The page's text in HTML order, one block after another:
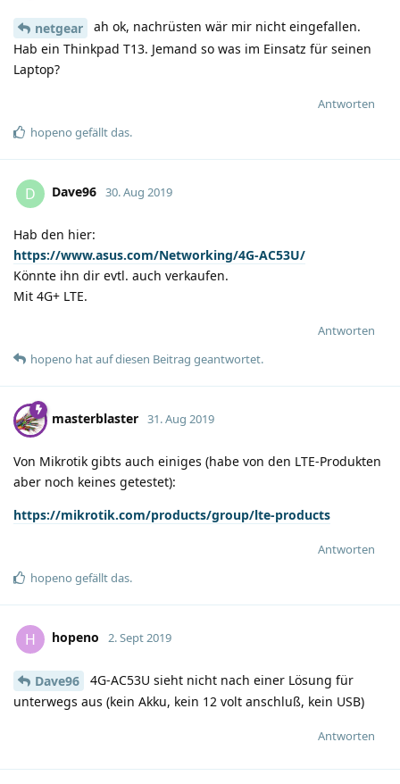
netgear
ah ok, nachrüsten wär mir nicht eingefallen.
Hab ein Thinkpad T13. Jemand so was im Einsatz für seinen
Laptop?
Antworten
hopeno gefällt das.
D Dave96 30. Aug 2019
Hab den hier:
https://www.asus.com/Networking/4G-AC53U/
Könnte ihn dir evtl. auch verkaufen.
Mit 4G+ LTE.
Antworten
hopeno hatauf diesen Beitrag geantwortet.
masterblaster 31. Aug 2019
Von Mikrotik gibts auch einiges (habe von den LTE-Produkten
aber noch keines getestet):
https://mikrotik.com/products/group/lte-products
Antworten
hopeno gefällt das.
H hopeno 2. Sept 2019
Dave96
4G-AC53U sieht nicht nach einer Lösung für
unterwegs aus (kein Akku, kein 12 volt anschluß, kein USB)
Antworten